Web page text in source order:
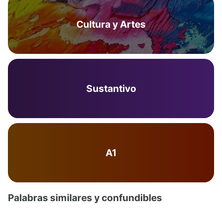
Cultura y Artes
Sustantivo
A1
Palabras similares y confundibles